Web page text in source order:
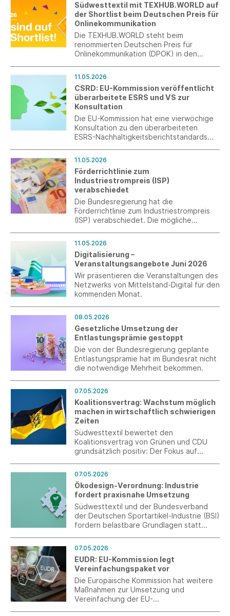
Südwesttextil mit TEXHUB.WORLD auf
der Shortlist beim Deutschen Preis für
Onlinekommunikation
Die TEXHUB.WORLD steht beim
renommierten Deutschen Preis für
Onlinekommunikation (DPOK) in den
Shortlist.
11.05.2026
CSRD: EU-Kommission veröffentlicht
überarbeitete ESRS und VS zur
Konsultation
Die EU-Kommission hat eine vierwöchige
Konsultation zu den überarbeiteten
ESRS-Nachhaltigkeitsberichtstandards
(Voluntary Sustainability Reporting
Standard, VS) eröffnet.
11.05.2026
Förderrichtlinie zum
Industriestrompreis (ISP)
verabschiedet
Die Bundesregierung hat die
Förderrichtlinie zum Industriestrompreis
(ISP) verabschiedet. Die mögliche
Stromverbrauchs. Die Entlastungsanträge
können erstmals Anfang 2027
rückwirkend für das Gesamtjahr 2026
gestellt werden.
11.05.2026
Digitalisierung –
Veranstaltungsangebote Juni 2026
Wir präsentieren die Veranstaltungen des
Netzwerks von Mittelstand-Digital für den
kommenden Monat.
08.05.2026
Gesetzliche Umsetzung der
Entlastungsprämie gestoppt
Die von der Bundesregierung geplante
Entlastungsprämie hat im Bundesrat nicht
die notwendige Mehrheit bekommen.
07.05.2026
Koalitionsvertrag: Wachstum möglich
machen in wirtschaftlich schwierigen
Zeiten
Südwesttextil bewertet den
Koalitionsvertrag von Grünen und CDU
grundsätzlich positiv: Der Fokus auf
Signale für die Industrie. Gleichzeitig
mahnt der Verband schnelle Umsetzung
und konkrete Maßnahmen angesichts der
anhaltend schwierigen Lage der Branche
an.
07.05.2026
Ökodesign-Verordnung: Industrie
fordert praxisnahe Umsetzung
Südwesttextil und der Bundesverband
der Deutschen Sportartikel-Industrie (BSI)
fordern belastbare Grundlagen statt
Modellannahmen in verbindliche
regulatorische Anforderungen.
07.05.2026
EUDR: EU-Kommission legt
Vereinfachungspaket vor
Die Europäische Kommission hat weitere
Maßnahmen zur Umsetzung und
Vereinfachung der EU-